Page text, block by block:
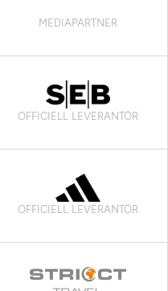
MEDIAPARTNER
OFFICIELL LEVERANTÖR
OFFICIELL LEVERANTÖR